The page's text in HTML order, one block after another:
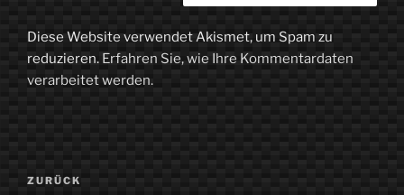
Diese Website verwendet Akismet, um Spam zu
reduzieren. Erfahren Sie, wie Ihre Kommentardaten
verarbeitet werden.
Beitragsnavigation
Vorheriger
ZURÜCK